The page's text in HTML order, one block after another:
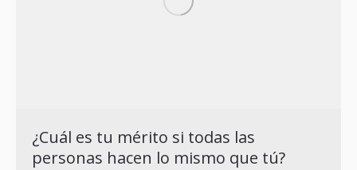
¿Cuál es tu mérito si todas las
personas hacen lo mismo que tú?